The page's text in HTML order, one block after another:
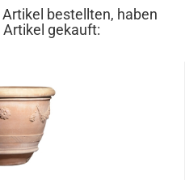
bestellten, haben
gekauft: